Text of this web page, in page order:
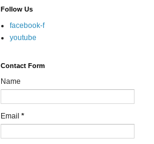
Follow Us
facebook-f
youtube
Contact Form
Name
Email *